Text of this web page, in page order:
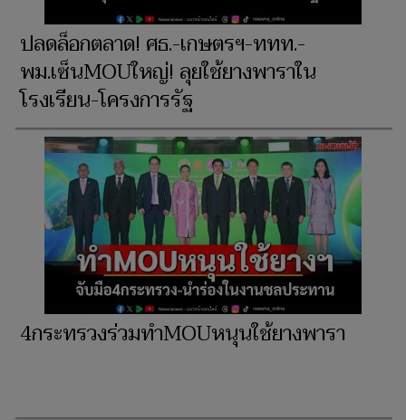
ปลดล็อกตลาด! ศธ.-เกษตรฯ-ททท.-
พม.เซ็นMOUใหญ่! ลุยใช้ยางพาราใน
โรงเรียน-โครงการรัฐ
4กระทรวงร่วมทำMOUหนุนใช้ยางพารา